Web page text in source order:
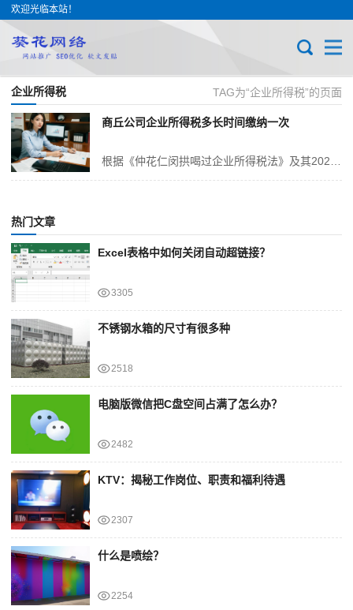
欢迎光临本站！
TAG为“企业所得税”的页面
企业所得税
商丘公司企业所得税多长时间缴纳一次
热门文章
Excel表格中如何关闭自动超链接？
3305
不锈钢水箱的尺寸有很多种
2518
电脑版微信把C盘空间占满了怎么办？
2482
KTV：揭秘工作岗位、职责和福利待遇
2307
什么是喷绘？
2254